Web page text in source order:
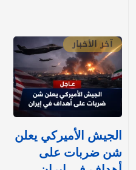
آخر الأخبار
‏الجيش الأميركي يعلن
شن ضربات على